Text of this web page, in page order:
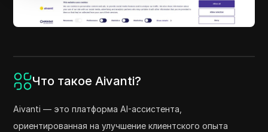
Что такое Aivanti?
Aivanti — это платформа AI-ассистента,
ориентированная на улучшение клиентского опыта